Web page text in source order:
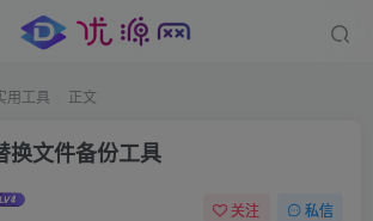
用工具 正文
文件备份工具
关注 私信